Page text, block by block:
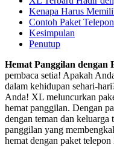
Kenapa Harus
Contoh Paket
Kesimpulan
Penutup
Hemat Panggilan dengan
pembaca setia! Apakah
dalam kehidupan sehari-
Anda! XL meluncurkan
hemat panggilan. Dengan
dengan teman dan
panggilan yang
hemat dengan paket